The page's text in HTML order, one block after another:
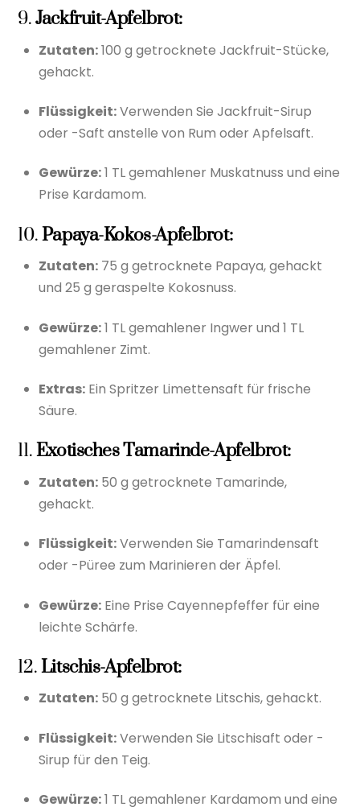
9.Jackfruit-Apfelbrot:
Zutaten:100 g getrocknete Jackfruit-Stücke,
gehackt.
Flüssigkeit:Verwenden Sie Jackfruit-Sirup
oder -Saft anstelle von Rum oder Apfelsaft.
Gewürze:1 TL gemahlener Muskatnuss und eine
Prise Kardamom.
10.Papaya-Kokos-Apfelbrot:
Zutaten: 75 g getrocknete Papaya, gehackt
und 25 g geraspelte Kokosnuss.
Gewürze:1 TL gemahlener Ingwer und 1 TL
gemahlener Zimt.
Extras: Ein Spritzer Limettensaft für frische
Säure.
11.Exotisches Tamarinde-Apfelbrot:
Zutaten: 50 g getrocknete Tamarinde,
gehackt.
Flüssigkeit:Verwenden Sie Tamarindensaft
oder -Püree zum Marinieren der Äpfel.
Gewürze: Eine Prise Cayennepfeffer für eine
leichte Schärfe.
12.Litschis-Apfelbrot:
Zutaten: 50 g getrocknete Litschis, gehackt.
Flüssigkeit:Verwenden Sie Litschisaft oder -
Sirup für den Teig.
Gewürze:1 TL gemahlener Kardamom und eine